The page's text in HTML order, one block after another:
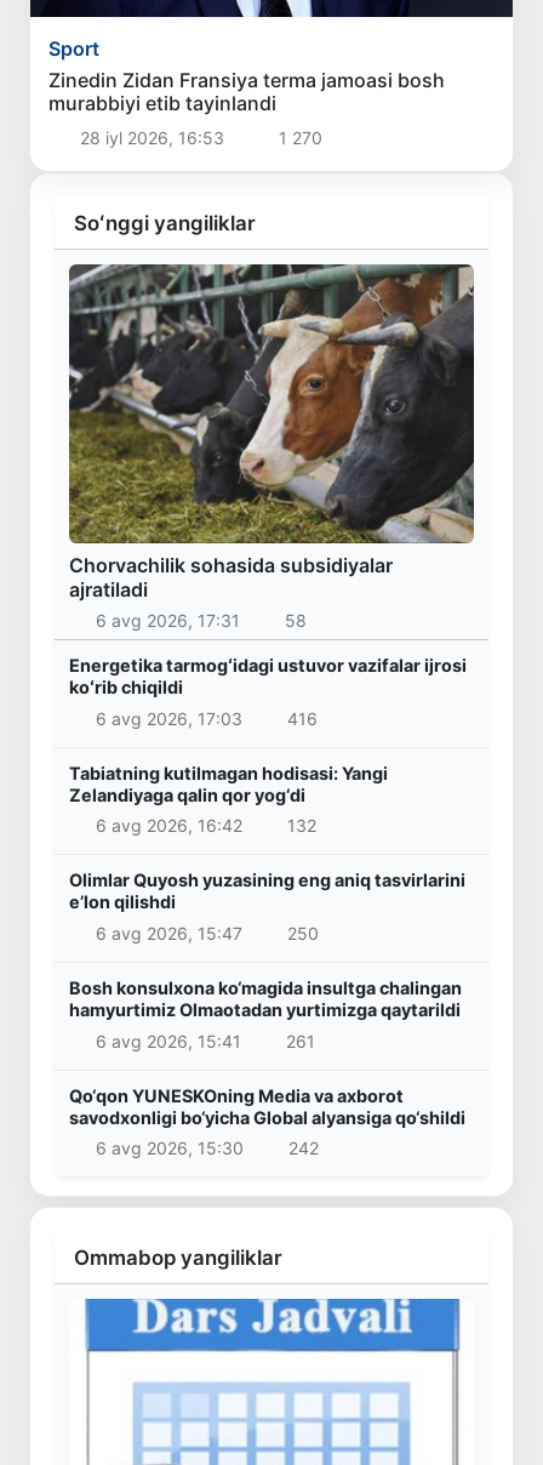
Sport
Zinedin Zidan Fransiya terma jamoasi bosh
murabbiyi etib tayinlandi
28 iyl 2026, 16:53 1 270
Soʻnggi yangiliklar
Chorvachilik sohasida subsidiyalar
ajratiladi
6 avg 2026, 17:31 58
Energetika tarmogʻidagi ustuvor vazifalar ijrosi
koʻrib chiqildi
6 avg 2026, 17:03
416
Tabiatning kutilmagan hodisasi: Yangi
Zelandiyaga qalin qor yog‘di
6 avg 2026, 16:42
132
Olimlar Quyosh yuzasining eng aniq tasvirlarini
e’lon qilishdi
6 avg 2026, 15:47
250
Bosh konsulxona ko‘magida insultga chalingan
hamyurtimiz Olmaotadan yurtimizga qaytarildi
6 avg 2026, 15:41
261
Qo‘qon YUNESKOning Media va axborot
savodxonligi bo‘yicha Global alyansiga qo‘shildi
6 avg 2026, 15:30
242
Ommabop yangiliklar